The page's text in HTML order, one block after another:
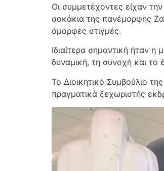
Οι συμμετέχοντες είχαν
σοκάκια της πανέμορφης
όμορφες στιγμές.
Ιδιαίτερα σημαντική ήταν
δυναμική, τη συνοχή και το
Το Διοικητικό Συμβούλιο
πραγματικά ξεχωριστής